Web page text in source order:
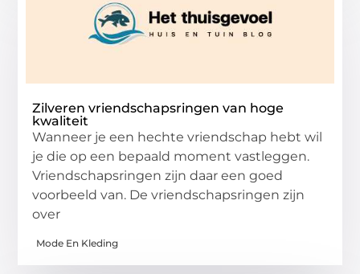
Zilveren vriendschapsringen van hoge
kwaliteit
Wanneer je een hechte vriendschap hebt wil
je die op een bepaald moment vastleggen.
Vriendschapsringen zijn daar een goed
voorbeeld van. De vriendschapsringen zijn
over
Mode En Kleding